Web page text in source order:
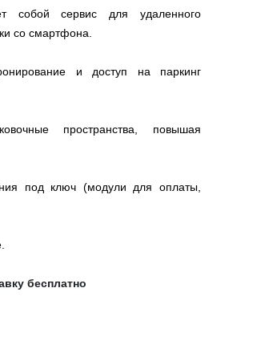
собой сервис для удаленного
со смартфона.
и доступ на паркинг
пространства, повышая
под ключ (модули для оплаты,
бесплатно